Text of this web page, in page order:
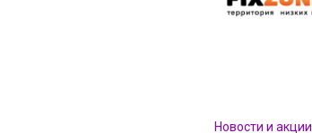
Новости и акции